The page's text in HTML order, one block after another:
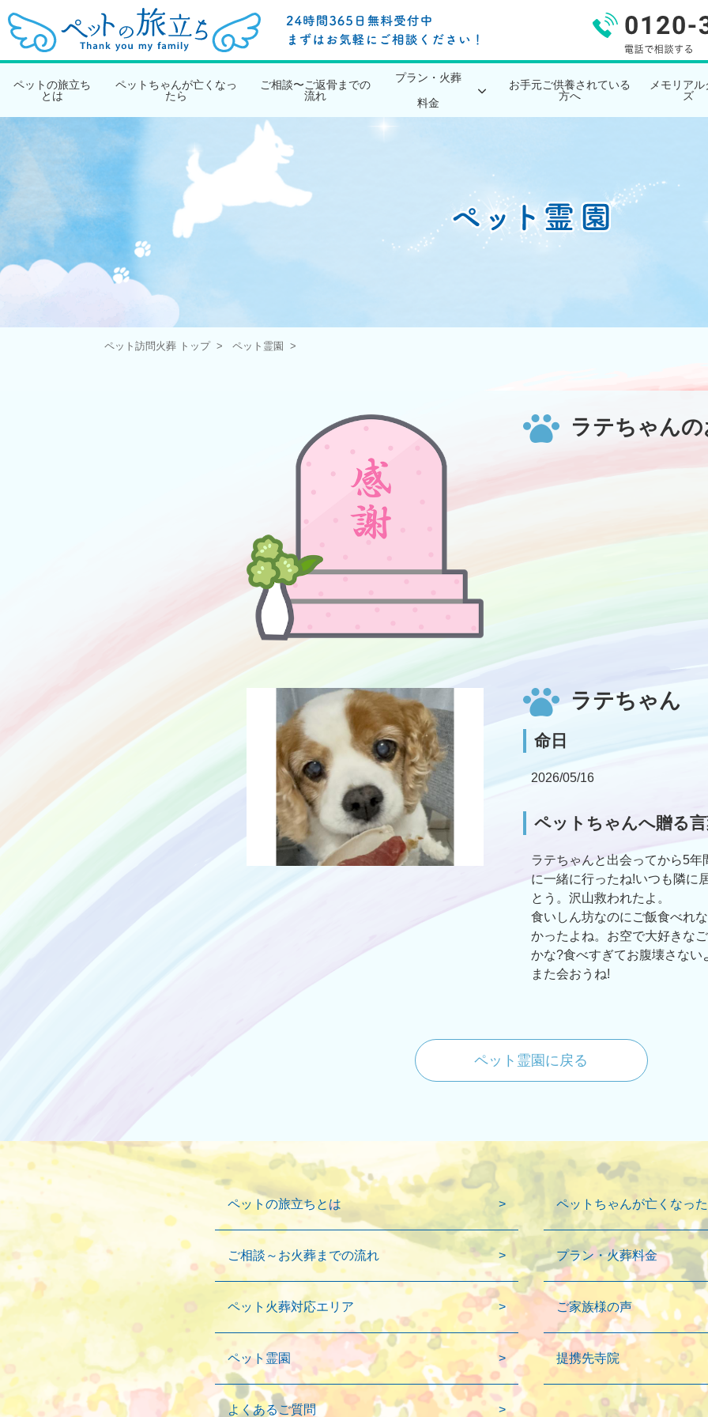
ペットの旅立ち
とは
ペットちゃんが亡くなっ
たら
ご相談〜ご返骨までの
流れ
プラン・火葬
料金
お手元ご供養されている
方へ
メモリア
ズ
ペット訪問火葬 トップ ペット霊園
ラテちゃん
ラテちゃん
命日
2026/05/16
ペットちゃんへ贈る
ラテちゃんと出会ってから5年
に一緒に行ったね!いつも隣に
とう。沢山救われたよ。
食いしん坊なのにご飯食べれ
かったよね。お空で大好きな
かな?食べすぎてお腹壊さない
また会おうね!
ペット霊園に戻る
ペットの旅立ちとは ペットちゃんが亡くなっ
ご相談～お火葬までの流れ プラン・火葬料金
ペット火葬対応エリア ご家族様の声
ペット霊園 提携先寺院
よくあるご質問